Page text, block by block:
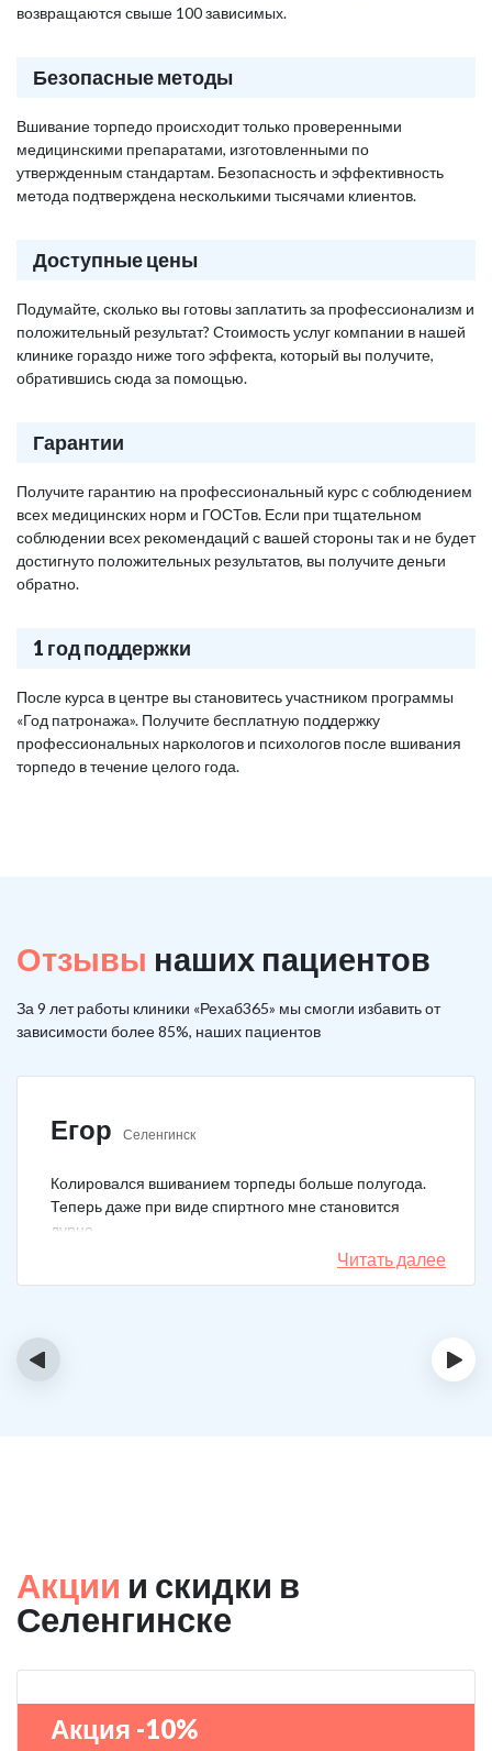
возвращаются свыше 100 зависимых.
Безопасные методы
Вшивание торпедо происходит только проверенными
медицинскими препаратами, изготовленными по
утвержденным стандартам. Безопасность и эффективность
метода подтверждена несколькими тысячами клиентов.
Доступные цены
Подумайте, сколько вы готовы заплатить за профессионализм и
положительный результат? Стоимость услуг компании в нашей
клинике гораздо ниже того эффекта, который вы получите,
обратившись сюда за помощью.
Гарантии
Получите гарантию на профессиональный курс с соблюдением
всех медицинских норм и ГОСТов. Если при тщательном
соблюдении всех рекомендаций с вашей стороны так и не будет
достигнуто положительных результатов, вы получите деньги
обратно.
1 год поддержки
После курса в центре вы становитесь участником программы
«Год патронажа». Получите бесплатную поддержку
профессиональных наркологов и психологов после вшивания
торпедо в течение целого года.
Отзывы наших пациентов
За 9 лет работы клиники «Рехаб365» мы смогли избавить от
зависимости более 85%, наших пациентов
Егор Селенгинск
Колировался вшиванием торпеды больше полугода.
Теперь даже при виде спиртного мне становится
дурно.
Читать далее
‹ ›
Акции и скидки в
Селенгинске
Акция -10%